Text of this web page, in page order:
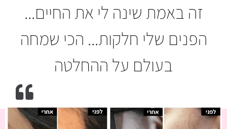
זה באמת שינה לי את החיים...
הפנים שלי חלקות... הכי שמחה
בעולם על ההחלטה